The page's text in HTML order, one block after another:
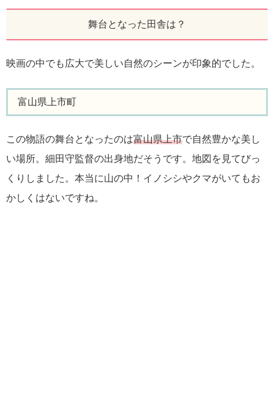
舞台となった田舎は？
映画の中でも広大で美しい自然のシーンが印象的でした。
富山県上市町
この物語の舞台となったのは富山県上市で自然豊かな美し
い場所。細田守監督の出身地だそうです。地図を見てびっ
くりしました。本当に山の中！イノシシやクマがいてもお
かしくはないですね。